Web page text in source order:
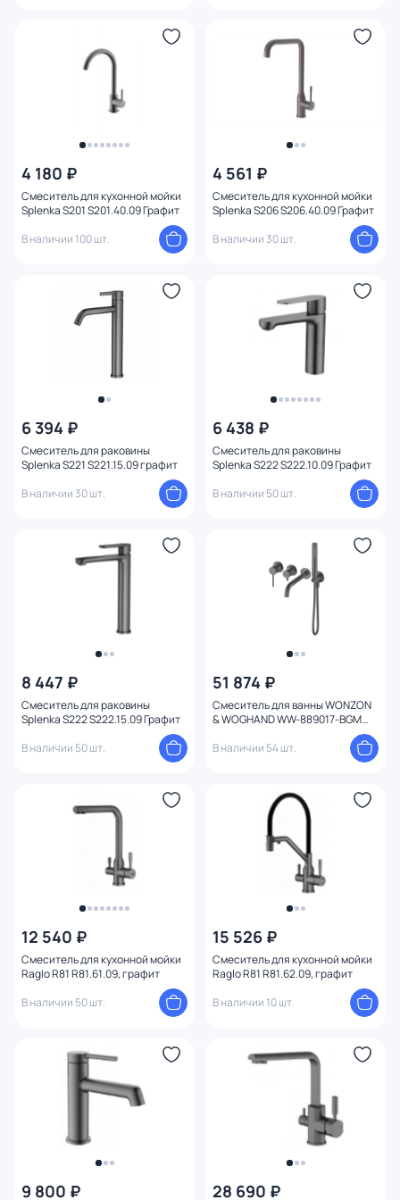
4 180 ₽
Смеситель для кухонной мойки
Splenka S201 S201.40.09 Графит
В наличии 100 шт.
4 561 ₽
Смеситель для кухонной мойки
Splenka S206 S206.40.09 Графит
В наличии 30 шт.
6 394 ₽
Смеситель для раковины
Splenka S221 S221.15.09 графит
В наличии 30 шт.
6 438 ₽
Смеситель для раковины
Splenka S222 S222.10.09 Графит
В наличии 50 шт.
8 447 ₽
Смеситель для раковины
Splenka S222 S222.15.09 Графит
В наличии 50 шт.
51 874 ₽
Смеситель для ванны WONZON
& WOGHAND WW-889017-BGM
В наличии 54 шт.
12 540 ₽
Смеситель для кухонной мойки
Raglo R81 R81.61.09, графит
В наличии 50 шт.
15 526 ₽
Смеситель для кухонной мойки
Raglo R81 R81.62.09, графит
В наличии 10 шт.
9 800 ₽ 28 690 ₽